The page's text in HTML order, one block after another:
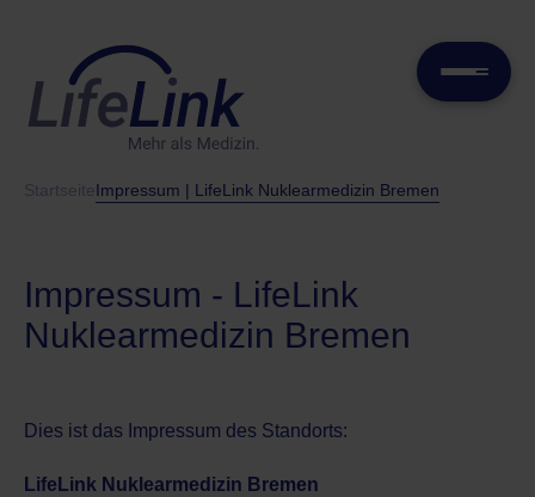
Impressum | LifeLink Nuklearmedizin Bremen
Impressum - LifeLink
Nuklearmedizin Bremen
Dies ist das Impressum des Standorts:
LifeLink Nuklearmedizin Bremen